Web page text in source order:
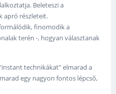
Beleteszi a
apró részleteit.
finomodik a
terén -, hogyan választanak
technikákat" elmarad a
egy nagyon fontos lépcső,